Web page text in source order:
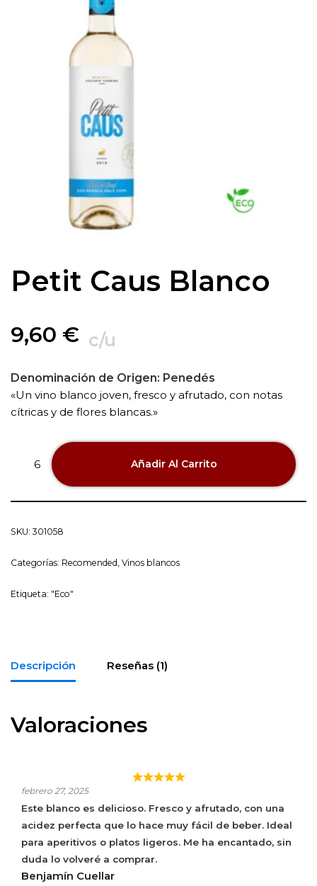
Petit Caus Blanco
9,60 € c/u
Denominación de Origen: Penedés
«Un vino blanco joven, fresco y afrutado, con notas
cítricas y de flores blancas.»
Añadir Al Carrito
SKU: 301058
Categorías: Recomended Vinos blancos
Etiqueta: "Eco"
Descripción Reseñas (1)
Valoraciones
BLANCO FRESCO Y AFRUTADO, IDEAL PARA
APERITIVOS.
febrero 27, 2025
Este blanco es delicioso. Fresco y afrutado, con una
acidez perfecta que lo hace muy fácil de beber. Ideal
para aperitivos o platos ligeros. Me ha encantado, sin
duda lo volveré a comprar.
Benjamín Cuellar